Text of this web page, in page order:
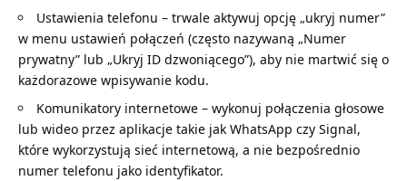
Ustawienia telefonu – trwale aktywuj opcję „ukryj numer”
w menu ustawień połączeń (często nazywaną „Numer
prywatny” lub „Ukryj ID dzwoniącego”), aby nie martwić się o
każdorazowe wpisywanie kodu.
Komunikatory internetowe – wykonuj połączenia głosowe
lub wideo przez aplikacje takie jak WhatsApp czy Signal,
które wykorzystują sieć internetową, a nie bezpośrednio
numer telefonu jako identyfikator.